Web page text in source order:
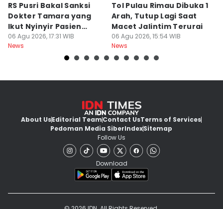
RS Pusri Bakal Sanksi
Dokter Tamara yang
Ikut Nyinyir Pasien
Yurizal
06 Agu 2026, 17:31 WIB
News
Tol Pulau Rimau Dibuka 1
Arah, Tutup Lagi Saat
Macet Jalintim Terurai
06 Agu 2026, 15:54 WIB
News
About UsEditorial TeamContact UsTerms of Services
Pedoman Media SiberIndexSitemap
Follow Us
Download